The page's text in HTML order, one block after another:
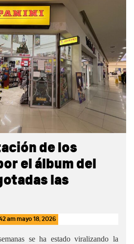
de los
el álbum del
las
ammayo 18, 2026
se ha estado viralizando la